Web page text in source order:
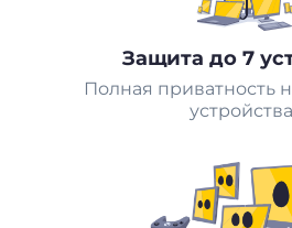
Защита до 7
Полная приватность